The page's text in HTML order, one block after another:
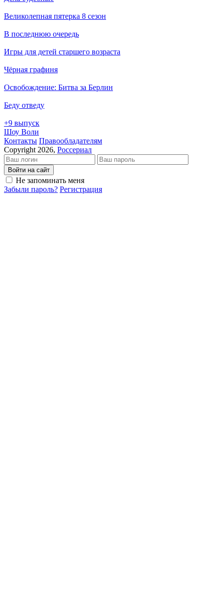
Великолепная пятерка 8 сезон
В последнюю очередь
Игры для детей старшего возраста
Чёрная графиня
Освобождение: Битва за Берлин
Беду отведу
+9 выпуск
Шоу Воли
Кон­так­ты Пра­во­об­ла­да­те­лям
Copyright 2026, Россериал
Войти на сайт
Не запоминать меня
Забыли пароль? Регистрация